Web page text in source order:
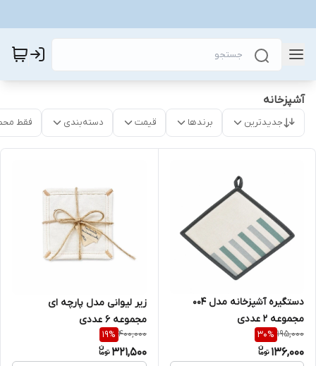
آشپزخانه
جدیدترین برندها قیمت دسته‌بندی فقط
دستگیره آشپزخانه مدل 004
مجموعه 2 عددی
195,000
30%
136,000
زیر لیوانی مدل پارچه ای
مجموعه 6 عددی
400,000
19%
321,500